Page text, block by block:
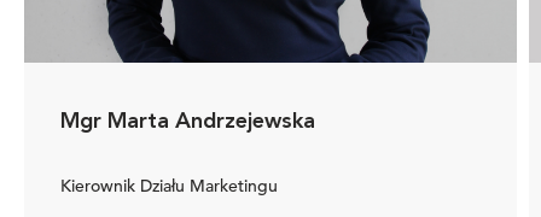
Mgr Marta Andrzejewska
Kierownik Działu Marketingu